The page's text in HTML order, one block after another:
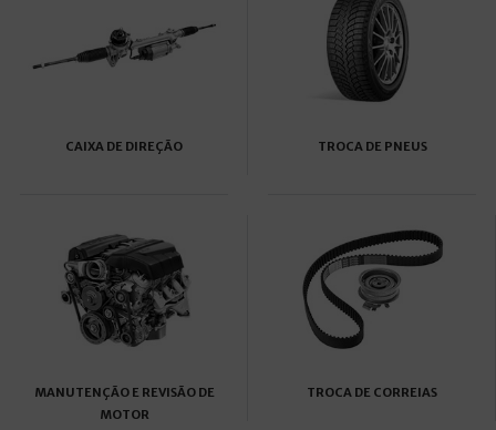
CAIXA DE DIREÇÃO TROCA DE PNEUS
MANUTENÇÃO E REVISÃO DE
MOTOR
TROCA DE CORREIAS